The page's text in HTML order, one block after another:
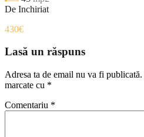
De Inchiriat
430€
Lasă un răspuns
Adresa ta de email nu va fi publicată.
marcate cu *
Comentariu *